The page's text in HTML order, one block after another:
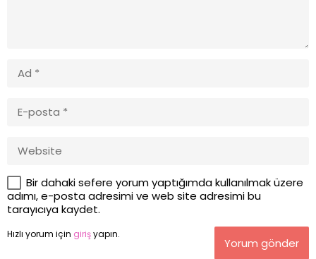
Bir dahaki sefere yorum yaptığımda kullanılmak üzere
adımı, e-posta adresimi ve web site adresimi bu
tarayıcıya kaydet.
Hızlı yorum için girişyapın.
Yorum gönder